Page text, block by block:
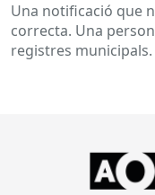
Una notificació que
correcta. Una
registres